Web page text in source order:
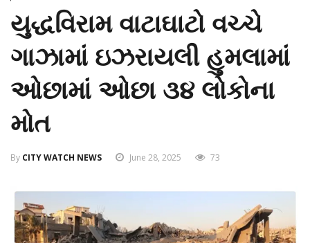
યુદ્ધવિરામ વાટાઘાટો વચ્ચે
ગાઝામાં ઇઝરાયલી હુમલામાં
ઓછામાં ઓછા ૩૪ લોકોના
મોત
By CITY WATCH NEWS June 28, 2025 73